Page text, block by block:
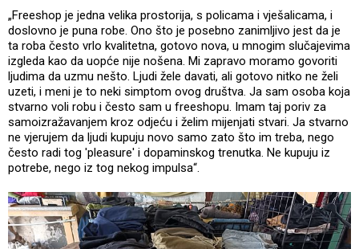
„Freeshop je jedna velika prostorija, s policama i vješalicama, i
doslovno je puna robe. Ono što je posebno zanimljivo jest da je
ta roba često vrlo kvalitetna, gotovo nova, u mnogim slučajevima
izgleda kao da uopće nije nošena. Mi zapravo moramo govoriti
ljudima da uzmu nešto. Ljudi žele davati, ali gotovo nitko ne želi
uzeti, i meni je to neki simptom ovog društva. Ja sam osoba koja
stvarno voli robu i često sam u freeshopu. Imam taj poriv za
samoizražavanjem kroz odjeću i želim mijenjati stvari. Ja stvarno
ne vjerujem da ljudi kupuju novo samo zato što im treba, nego
često radi tog 'pleasure' i dopaminskog trenutka. Ne kupuju iz
potrebe, nego iz tog nekog impulsa“.